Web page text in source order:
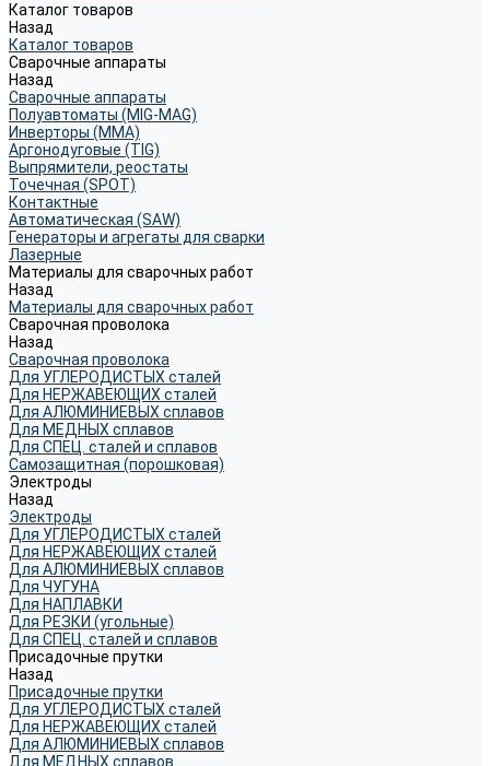
Каталог товаров
Назад
Каталог товаров
Сварочные аппараты
Назад
Сварочные аппараты
Полуавтоматы (MIG-MAG)
Инверторы (MMA)
Аргонодуговые (TIG)
Выпрямители, реостаты
Точечная (SPOT)
Контактные
Автоматическая (SAW)
Генераторы и агрегаты для сварки
Лазерные
Материалы для сварочных работ
Назад
Материалы для сварочных работ
Сварочная проволока
Назад
Сварочная проволока
Для УГЛЕРОДИСТЫХ сталей
Для НЕРЖАВЕЮЩИХ сталей
Для АЛЮМИНИЕВЫХ сплавов
Для МЕДНЫХ сплавов
Для СПЕЦ. сталей и сплавов
Самозащитная (порошковая)
Электроды
Назад
Электроды
Для УГЛЕРОДИСТЫХ сталей
Для НЕРЖАВЕЮЩИХ сталей
Для АЛЮМИНИЕВЫХ сплавов
Для ЧУГУНА
Для НАПЛАВКИ
Для РЕЗКИ (угольные)
Для СПЕЦ. сталей и сплавов
Присадочные прутки
Назад
Присадочные прутки
Для УГЛЕРОДИСТЫХ сталей
Для НЕРЖАВЕЮЩИХ сталей
Для АЛЮМИНИЕВЫХ сплавов
Для МЕДНЫХ сплавов